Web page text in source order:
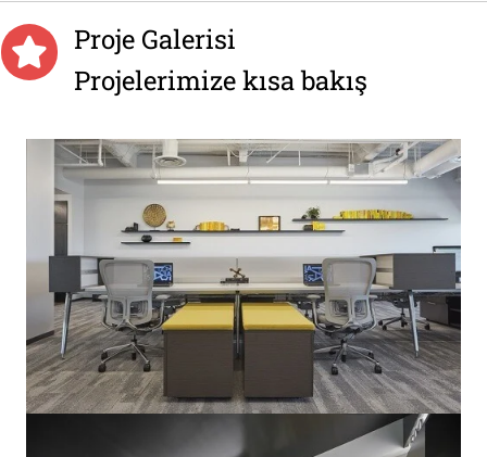
Proje Galerisi
Projelerimize kısa bakış